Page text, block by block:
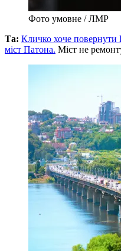
Фото умовне / ЛМР
Та: Кличко хоче
міст Патона. Міст не